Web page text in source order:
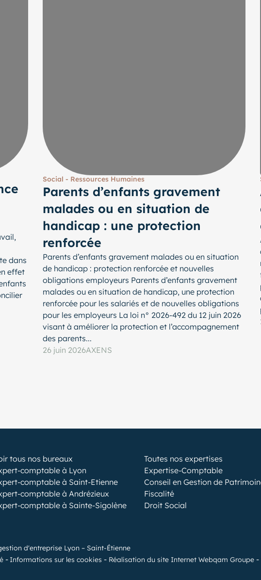
dans
effet
Social - Ressources Humaines
Parents d’enfants gravement
malades ou en situation de
handicap : une protection
renforcée
Parents d’enfants gravement malades ou en situation
de handicap : protection renforcée et nouvelles
obligations employeurs Parents d’enfants gravement
malades ou en situation de handicap, une protection
renforcée pour les salariés et de nouvelles obligations
pour les employeurs La loi n° 2026-492 du 12 juin 2026
visant à améliorer la protection et l’accompagnement
des parents...
26 juin 2026AXENS
tous nos bureaux
comptable à Lyon
comptable à Saint-Etienne
comptable à Andrézieux
comptable à Sainte-Sigolène
Toutes nos expertises
Expertise-Comptable
Conseil en Gestion de
Fiscalité
Droit Social
d'entreprise Lyon – Saint-Étienne
Informations sur les cookies Réalisation du site Internet Webqam Groupe